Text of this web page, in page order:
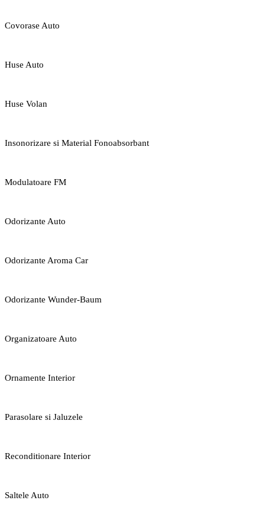
Covorase Auto
Huse Auto
Huse Volan
Insonorizare si Material Fonoabsorbant
Modulatoare FM
Odorizante Auto
Odorizante Aroma Car
Odorizante Wunder-Baum
Organizatoare Auto
Ornamente Interior
Parasolare si Jaluzele
Reconditionare Interior
Saltele Auto